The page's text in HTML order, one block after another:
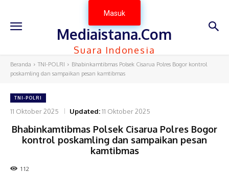
Masuk
Mediaistana.Com
Suara Indonesia
Beranda TNI-POLRI
Bhabinkamtibmas Polsek Cisarua Polres Bogor kontrol
poskamling dan sampaikan pesan kamtibmas
TNI-POLRI
11 Oktober 2025 Updated:11 Oktober 2025
Bhabinkamtibmas Polsek Cisarua Polres Bogor
kontrol poskamling dan sampaikan pesan
kamtibmas
112